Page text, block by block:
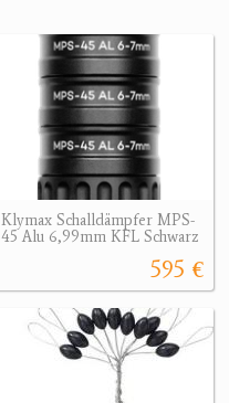
Klymax Schalldämpfer MPS-
45 Alu 6,99mm KFL Schwarz
595 €